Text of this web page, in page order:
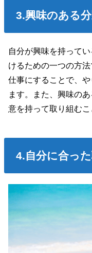
3.興味のある
自分が興味を持って
けるための一つの方
仕事にすることで、
ます。また、興味の
意を持って取り組むこ
4.自分に合っ